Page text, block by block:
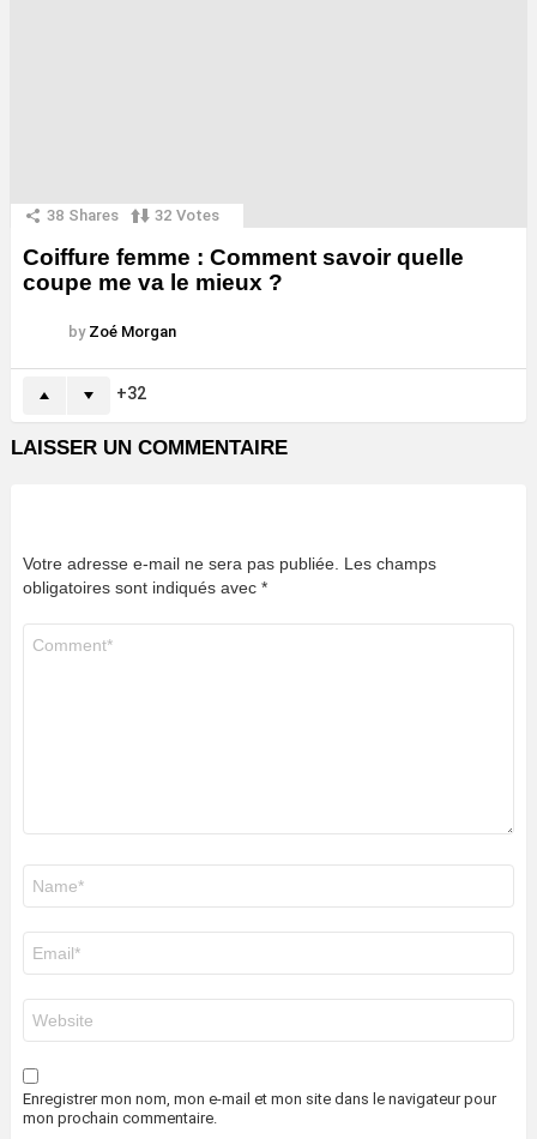
38 Shares 32 Votes
Coiffure femme : Comment savoir quelle
coupe me va le mieux ?
by Zoé Morgan
32
LAISSER UN COMMENTAIRE
Votre adresse e-mail ne sera pas publiée. Les champs
obligatoires sont indiqués avec *
mail
*
web
Enregistrer mon nom, mon e-mail et mon site dans le navigateur pour
mon prochain commentaire.